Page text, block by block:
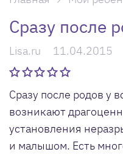
Сразу после
Lisa.ru 11.04.2015
Сразу после родов у
возникают
установления
и малышом. Есть